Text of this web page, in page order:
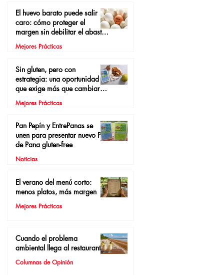
El huevo barato puede salir
caro: cómo proteger el
margen sin debilitar el abasto
local
Mejores Prácticas
Sin gluten, pero con
estrategia: una oportunidad
que exige más que cambiar el
pan
Mejores Prácticas
Pan Pepín y EntrePanas se
unen para presentar nuevo Pan
de Pana gluten-free
Noticias
El verano del menú corto:
menos platos, más margen
Mejores Prácticas
Cuando el problema
ambiental llega al restaurante
Columnas de Opinión